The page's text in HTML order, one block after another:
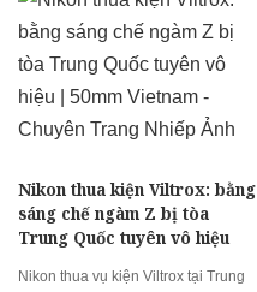
Nikon thua kiện Viltrox: bằng
sáng chế ngàm Z bị tòa
Trung Quốc tuyên vô hiệu
Nikon thua vụ kiện Viltrox tại Trung